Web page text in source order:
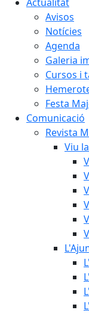
Avisos
Notícies
Agenda
Galeria
Cursos i
Festa
Comunicació
Revista
Viu